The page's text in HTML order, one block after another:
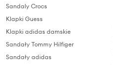
Sandaly Crocs
Klapki Guess
Klapki adidas damskie
Sandały Tommy Hilfiger
Sandały adidas